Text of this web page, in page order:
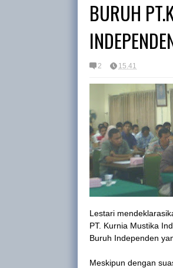
BURUH
2 15.41
Lestari
PT. Kurnia Mustika
Buruh Independen
Meskipun dengan